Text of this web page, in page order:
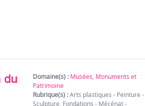
du
Domaine(s) : Musées, Monuments et
Patrimoine
Rubrique(s) :Arts plastiques - Peinture -
Sculpture, Fondations - Mécénat -